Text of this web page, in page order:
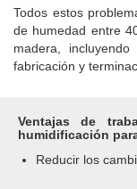
Todos estos
de humedad entre
madera,
fabricación y
Ventajas de
humidificación
Reducir los